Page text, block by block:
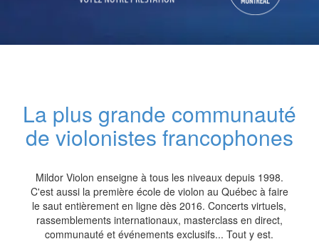
La plus grande communauté
de violonistes francophones
Mildor Violon enseigne à tous les niveaux depuis 1998.
C'est aussi la première école de violon au Québec à faire
le saut entièrement en ligne dès 2016. Concerts virtuels,
rassemblements internationaux, masterclass en direct,
communauté et événements exclusifs... Tout y est.